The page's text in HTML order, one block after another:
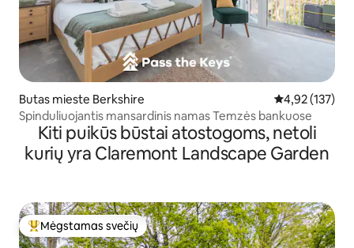
Butas mieste Berkshire Vidutinis
4,92 (137)
Spinduliuojantis mansardinis namas Temzės bankuose
Kiti puikūs būstai atostogoms, netoli
kurių yra Claremont Landscape Garden
Svečių mėgstamiausias
Mėgstamas svečių